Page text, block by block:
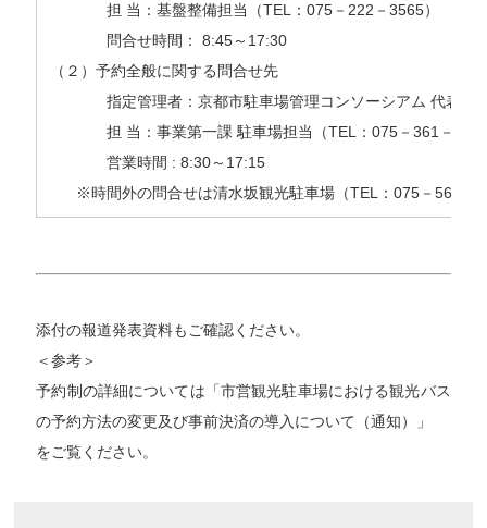
担 当：基盤整備担当（TEL：075－222－3565）
問合せ時間： 8:45～17:30
（２）予約全般に関する問合せ先
指定管理者：京都市駐車場管理コンソーシアム 代表（一
担 当：事業第一課 駐車場担当（TEL：075－361－
営業時間 : 8:30～17:15
※時間外の問合せは清水坂観光駐車場（TEL：075－561－
添付の報道発表資料もご確認ください。
＜参考＞
予約制の詳細については「市営観光駐車場における観光バス
の予約方法の変更及び事前決済の導入について（通知）」
をご覧ください。